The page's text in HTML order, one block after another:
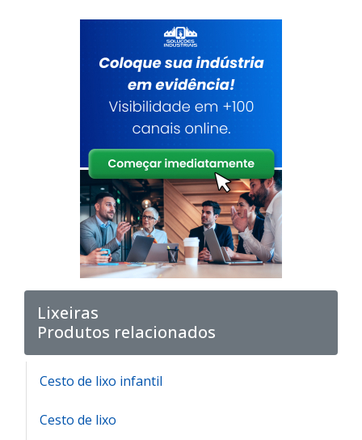
Lixeiras
Produtos relacionados
Cesto de lixo infantil
Cesto de lixo